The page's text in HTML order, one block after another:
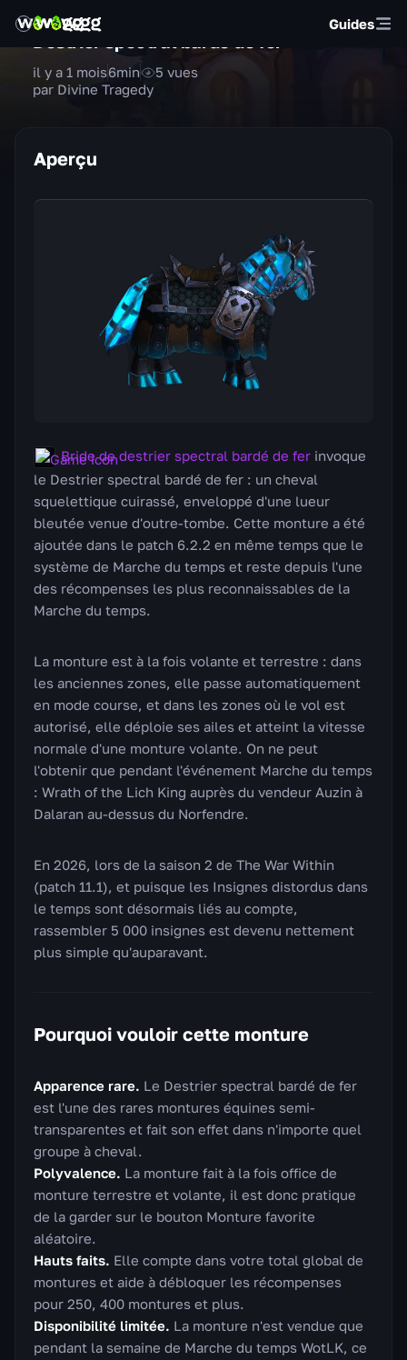
Guides
par Divine Tragedy
il y a 1 mois6min 5 vues
Aperçu
Bride de destrier spectral bardé de fer invoque
le Destrier spectral bardé de fer : un cheval
squelettique cuirassé, enveloppé d'une lueur
bleutée venue d'outre-tombe. Cette monture a été
ajoutée dans le patch 6.2.2 en même temps que le
système de Marche du temps et reste depuis l'une
des récompenses les plus reconnaissables de la
Marche du temps.
La monture est à la fois volante et terrestre : dans
les anciennes zones, elle passe automatiquement
en mode course, et dans les zones où le vol est
autorisé, elle déploie ses ailes et atteint la vitesse
normale d'une monture volante. On ne peut
l'obtenir que pendant l'événement Marche du temps
: Wrath of the Lich King auprès du vendeur Auzin à
Dalaran au-dessus du Norfendre.
En 2026, lors de la saison 2 de The War Within
(patch 11.1), et puisque les Insignes distordus dans
le temps sont désormais liés au compte,
rassembler 5 000 insignes est devenu nettement
plus simple qu'auparavant.
Pourquoi vouloir cette monture
Apparence rare. Le Destrier spectral bardé de fer
est l'une des rares montures équines semi-
transparentes et fait son effet dans n'importe quel
groupe à cheval.
Polyvalence. La monture fait à la fois office de
monture terrestre et volante, il est donc pratique
de la garder sur le bouton Monture favorite
aléatoire.
Hauts faits. Elle compte dans votre total global de
montures et aide à débloquer les récompenses
pour 250, 400 montures et plus.
Disponibilité limitée. La monture n'est vendue que
pendant la semaine de Marche du temps WotLK, ce